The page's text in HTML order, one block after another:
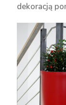
dekoracją